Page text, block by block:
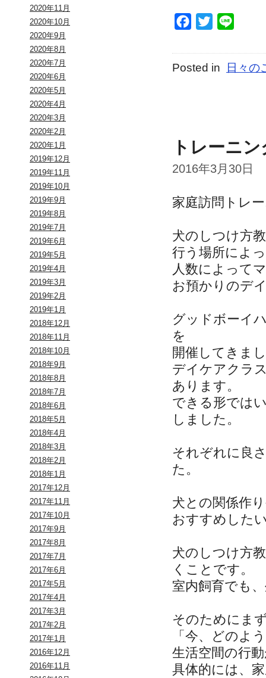
2020年11月
2020年10月
2020年9月
2020年8月
2020年7月
2020年6月
2020年5月
2020年4月
2020年3月
2020年2月
2020年1月
2019年12月
2019年11月
2019年10月
2019年9月
2019年8月
2019年7月
2019年6月
2019年5月
2019年4月
2019年3月
2019年2月
2019年1月
2018年12月
2018年11月
2018年10月
2018年9月
2018年8月
2018年7月
2018年6月
2018年5月
2018年4月
2018年3月
2018年2月
2018年1月
2017年12月
2017年11月
2017年10月
2017年9月
2017年8月
2017年7月
2017年6月
2017年5月
2017年4月
2017年3月
2017年2月
2017年1月
2016年12月
2016年11月
Facebook
Twitter
Posted in 日々の
トレーニ
2016年3月30日
家庭訪問トレ
犬のしつけ方
行う場所によ
人数によって
お預かりのデ
グッドボーイ
を
開催してきま
デイケアクラ
あります。
できる形では
しました。
それぞれに良
た。
犬との関係作
おすすめした
犬のしつけ方
くことです。
室内飼育でも
そのためにま
「今、どのよ
生活空間の行
具体的には、